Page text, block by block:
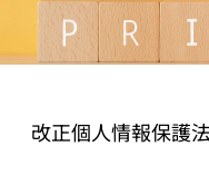
改正個人情報保護